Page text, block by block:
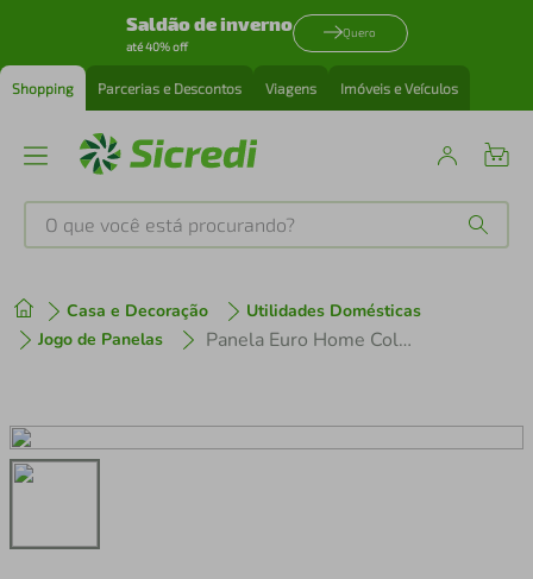
Saldão de inverno
até 40% off
Quero
Shopping Parcerias e Descontos Viagens Imóveis e Veículos
O que você está procurando?
Casa e Decoração
Utilidades Domésticas
Jogo de Panelas
Panela Euro Home Colorstone Antiaderente 5 Camadas Preta 3 L
1º tenis
3º